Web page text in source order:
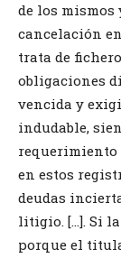
de los
cancelación
trata de
obligaciones
vencida y
indudable,
requerimiento
en estos
deudas
litigio. […]. Si
porque el